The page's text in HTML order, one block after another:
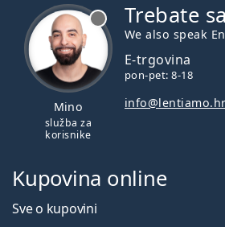
Mino
služba za
korisnike
Trebate
We also speak
E-trgovina
pon-pet: 8-18
info@lentiamo.hr
Kupovina online
Sve o kupovini